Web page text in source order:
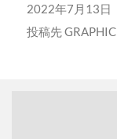
2022年7月13日
投稿先GRAPHIC